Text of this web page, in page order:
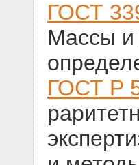
ГОСТ
Массы и
ГОСТ Р